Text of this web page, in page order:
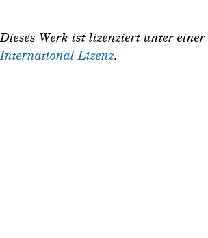
Dieses Werk ist lizenziert unter einer
International Lizenz.